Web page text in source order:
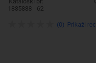
ili
1835888 - 62
(0) Prikaži